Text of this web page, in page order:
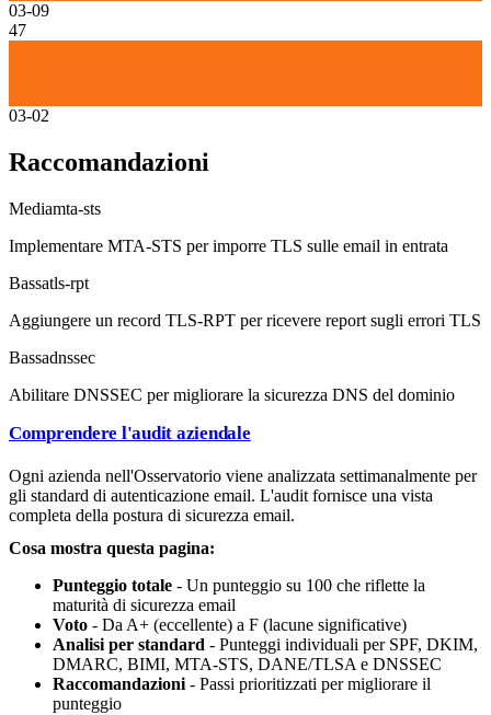
03-09
47
03-02
Raccomandazioni
Mediamta-sts
Implementare MTA-STS per imporre TLS sulle email in entrata
Bassatls-rpt
Aggiungere un record TLS-RPT per ricevere report sugli errori TLS
Bassadnssec
Abilitare DNSSEC per migliorare la sicurezza DNS del dominio
Comprendere l'audit aziendale
Ogni azienda nell'Osservatorio viene analizzata settimanalmente per
gli standard di autenticazione email. L'audit fornisce una vista
completa della postura di sicurezza email.
Cosa mostra questa pagina:
Punteggio totale - Un punteggio su 100 che riflette la
maturità di sicurezza email
Voto - Da A+ (eccellente) a F (lacune significative)
Analisi per standard - Punteggi individuali per SPF, DKIM,
DMARC, BIMI, MTA-STS, DANE/TLSA e DNSSEC
Raccomandazioni - Passi prioritizzati per migliorare il
punteggio